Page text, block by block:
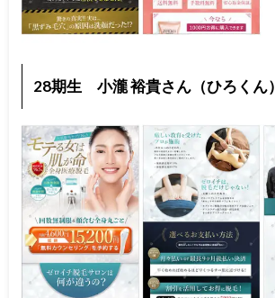
28期生 小瀧 裕貴さん（ひろくん）